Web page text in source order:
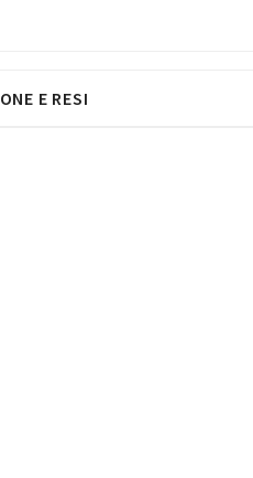
E RESI